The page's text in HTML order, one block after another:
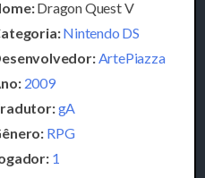
Dragon Quest V
Nintendo DS
ArtePiazza
2009
gA
RPG
1